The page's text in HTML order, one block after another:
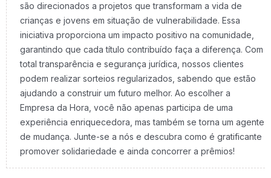
são direcionados a projetos que transformam a vida de
crianças e jovens em situação de vulnerabilidade. Essa
iniciativa proporciona um impacto positivo na comunidade,
garantindo que cada título contribuído faça a diferença. Com
total transparência e segurança jurídica, nossos clientes
podem realizar sorteios regularizados, sabendo que estão
ajudando a construir um futuro melhor. Ao escolher a
Empresa da Hora, você não apenas participa de uma
experiência enriquecedora, mas também se torna um agente
de mudança. Junte-se a nós e descubra como é gratificante
promover solidariedade e ainda concorrer a prêmios!